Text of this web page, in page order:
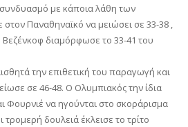
με κάποια λάθη των
Παναθηναϊκό να μειώσει σε 33-38 ,
διαμόρφωσε το 33-41 του
την επιθετική του παραγωγή και
σε 46-48. Ο Ολυμπιακός την ίδια
Φουρνιέ να ηγούνται στο σκοράρισμα
τρομερή δουλειά έκλεισε το τρίτο